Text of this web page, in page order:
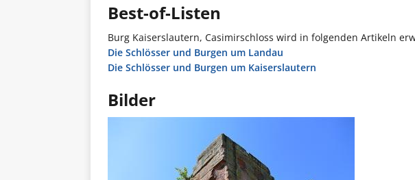
Best-of-Listen
Burg Kaiserslautern, Casimirschloss wird in folgenden Artikeln
Die Schlösser und Burgen um Landau
Die Schlösser und Burgen um Kaiserslautern
Bilder